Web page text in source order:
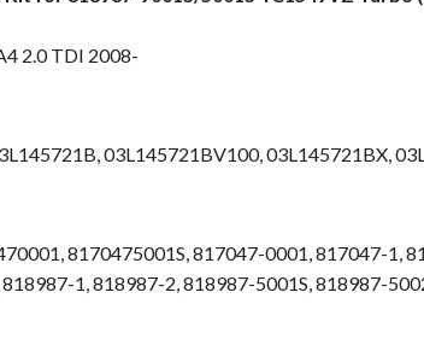
2.0 TDI 2008-
03L145721BV100,03L145721BX,
8170475001S,817047-0001,817047-1,
818987-1,818987-2,818987-5001S,818987-